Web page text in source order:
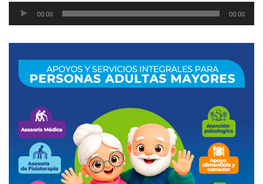
Reproductor
00:00 00:00